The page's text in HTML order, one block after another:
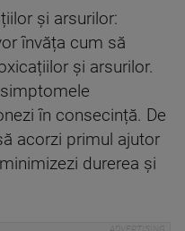
și arsurilor:
învăța cum să
și arsurilor.
în consecință. De
acorzi primul ajutor
durerea și